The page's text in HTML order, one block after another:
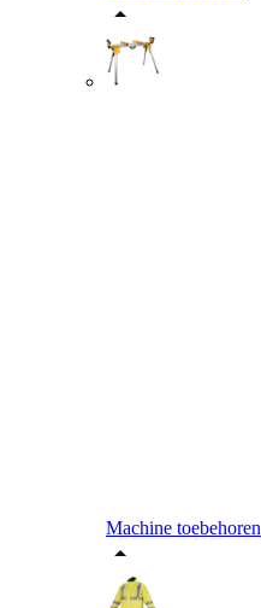
Machine toebehoren